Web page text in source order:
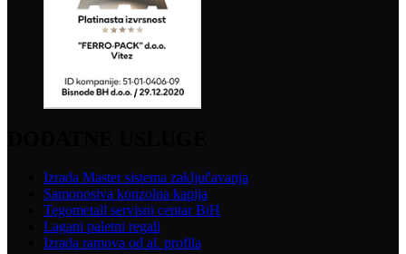
Izrada Master sistema zaključavanja
Samonosiva konzolna kapija
Tegometall servisni centar BiH
Lagani paletni regali
Izrada ramova od al. profila